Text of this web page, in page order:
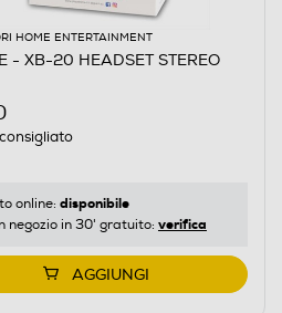
HOME ENTERTAINMENT
- XB-20 HEADSET STEREO
online: disponibile
negozio in 30' gratuito: verifica
AGGIUNGI